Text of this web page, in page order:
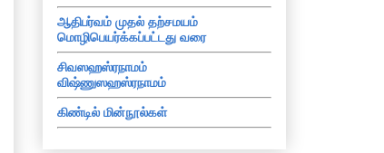
ஆதிபர்வம் முதல் தற்சமயம்
மொழிபெயர்க்கப்பட்டது வரை
சிவஸஹஸ்ரநாமம்
விஷ்ணுஸஹஸ்ரநாமம்
கிண்டில் மின்நூல்கள்